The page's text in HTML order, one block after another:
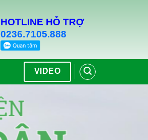
HOTLINE HỖ TRỢ
0236.7105.888
VIDEO